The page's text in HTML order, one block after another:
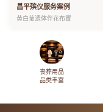
昌平殡仪服务案例
黄白菊遗体伴花布置
丧葬用品
品类丰富